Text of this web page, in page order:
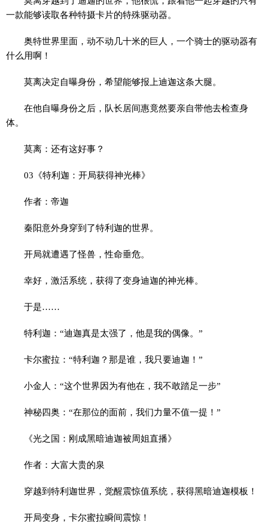
一款能够读取各种特摄卡片的特殊驱动器。
奥特世界里面，动不动几十米的巨人，一个骑士的驱动器有
什么用啊！
莫离决定自曝身份，希望能够报上迪迦这条大腿。
在他自曝身份之后，队长居间惠竟然要亲自带他去检查身
体。
莫离：还有这好事？
03《特利迦：开局获得神光棒》
作者：帝迦
秦阳意外身穿到了特利迦的世界。
开局就遭遇了怪兽，性命垂危。
幸好，激活系统，获得了变身迪迦的神光棒。
于是……
特利迦：“迪迦真是太强了，他是我的偶像。”
卡尔蜜拉：“特利迦？那是谁，我只要迪迦！”
小金人：“这个世界因为有他在，我不敢踏足一步”
神秘四奥：“在那位的面前，我们力量不值一提！”
《光之国：刚成黑暗迪迦被周姐直播》
作者：大富大贵的泉
穿越到特利迦世界，觉醒震惊值系统，获得黑暗迪迦模板！
开局变身，卡尔蜜拉瞬间震惊！